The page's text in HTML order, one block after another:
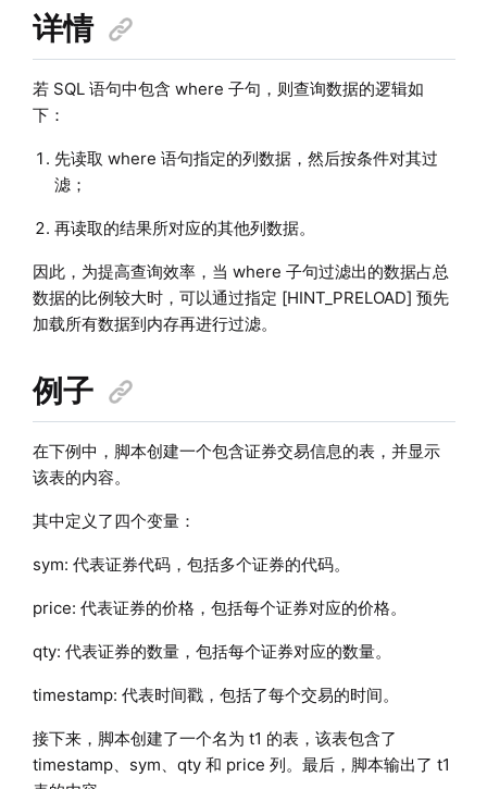
详情
若 SQL 语句中包含 where 子句，则查询数据的逻辑如
下：
先读取 where 语句指定的列数据，然后按条件对其过
滤；
再读取的结果所对应的其他列数据。
因此，为提高查询效率，当 where 子句过滤出的数据占总
数据的比例较大时，可以通过指定 [HINT_PRELOAD] 预先
加载所有数据到内存再进行过滤。
例子
在下例中，脚本创建一个包含证券交易信息的表，并显示
该表的内容。
其中定义了四个变量：
sym: 代表证券代码，包括多个证券的代码。
price: 代表证券的价格，包括每个证券对应的价格。
qty: 代表证券的数量，包括每个证券对应的数量。
timestamp: 代表时间戳，包括了每个交易的时间。
接下来，脚本创建了一个名为 t1 的表，该表包含了
timestamp、sym、qty 和 price 列。最后，脚本输出了 t1